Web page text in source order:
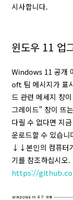
시사합니다.
윈도우 11 업
Windows 11 공개
oft 팀 메시지가 표
드 관련 메세지 창
그레이드" 창이 뜨
다릴 수 없다면 지
운로드할 수 있습니
↓ ↓본인의 컴퓨터
기를 참조하십시오
https://